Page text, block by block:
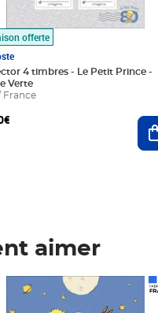
offerte
4 timbres - Le Petit Prince -
Verte
France
aimer
7,50€